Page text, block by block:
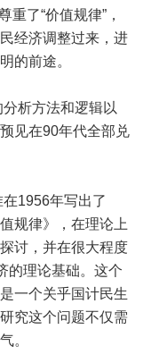
了“价值规律”，
经济调整过来，进
的前途。
析方法和逻辑以
见在90年代全部兑
1956年写出了
规律》，在理论上
讨，并在很大程度
的理论基础。这个
一个关乎国计民生
究这个问题不仅需
。